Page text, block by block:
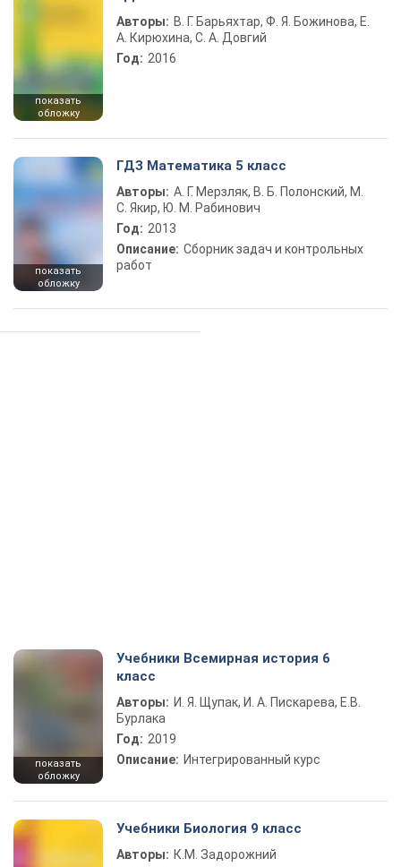
показать
обложку
Авторы: В. Г. Барьяхтар, Ф. Я. Божинова, Е.
А. Кирюхина, С. А. Довгий
Год: 2016
показать
обложку
ГДЗ Математика 5 класс
Авторы: А. Г. Мерзляк, В. Б. Полонский, М.
С. Якир, Ю. М. Рабинович
Год: 2013
Описание: Сборник задач и контрольных
работ
показать
обложку
Учебники Всемирная история 6
класс
Авторы: И. Я. Щупак, И. А. Пискарева, Е.В.
Бурлака
Год: 2019
Описание: Интегрированный курс
Учебники Биология 9 класс
Авторы: К.М. Задорожний